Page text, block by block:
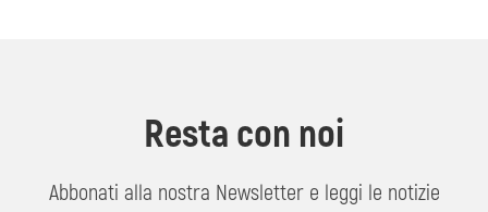
Resta con noi
Abbonati alla nostra Newsletter e leggi le notizie